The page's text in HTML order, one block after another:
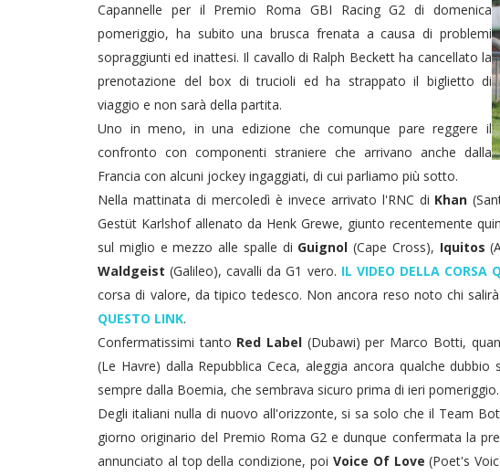
Capannelle per il Premio Roma GBI Racing G2 di domenica
pomeriggio, ha subito una brusca frenata a causa di problemi
sopraggiunti ed inattesi. Il cavallo di Ralph Beckett ha cancellato la
prenotazione del box di trucioli ed ha strappato il biglietto di
viaggio e non sarà della partita.
Uno in meno, in una edizione che comunque pare reggere il
confronto con componenti straniere che arrivano anche dalla
Francia con alcuni jockey ingaggiati, di cui parliamo più sotto.
Nella mattinata di mercoledì è invece arrivato l'RNC di Khan
Gestüt Karlshof allenato da Henk Grewe, giunto recentemente
sul miglio e mezzo alle spalle di Guignol (Cape Cross), Iquitos
Waldgeist (Galileo), cavalli da G1 vero. IL VIDEO DELLA CORSA
corsa di valore, da tipico tedesco. Non ancora reso noto chi
QUESTO LINK.
Confermatissimi tanto Red Label (Dubawi) per Marco Botti,
(Le Havre) dalla Repubblica Ceca, aleggia ancora qualche dubbio
sempre dalla Boemia, che sembrava sicuro prima di ieri pomeriggio.
Degli italiani nulla di nuovo all'orizzonte, si sa solo che il Team
giorno originario del Premio Roma G2 e dunque confermata la
annunciato al top della condizione, poi Voice Of Love (Poet's